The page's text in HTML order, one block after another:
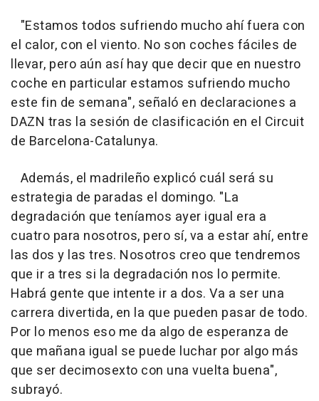
"Estamos todos sufriendo mucho ahí fuera con
el calor, con el viento. No son coches fáciles de
llevar, pero aún así hay que decir que en nuestro
coche en particular estamos sufriendo mucho
este fin de semana", señaló en declaraciones a
DAZN tras la sesión de clasificación en el Circuit
de Barcelona-Catalunya.
Además, el madrileño explicó cuál será su
estrategia de paradas el domingo. "La
degradación que teníamos ayer igual era a
cuatro para nosotros, pero sí, va a estar ahí, entre
las dos y las tres. Nosotros creo que tendremos
que ir a tres si la degradación nos lo permite.
Habrá gente que intente ir a dos. Va a ser una
carrera divertida, en la que pueden pasar de todo.
Por lo menos eso me da algo de esperanza de
que mañana igual se puede luchar por algo más
que ser decimosexto con una vuelta buena",
subrayó.